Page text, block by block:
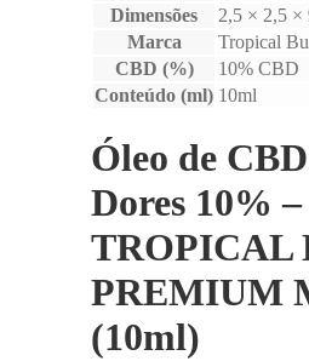
Dimensões
2,5 × 2,5 ×
Marca
Tropical
CBD (%)
10% CBD
Conteúdo (ml) 10ml
Óleo de
Dores 10% –
TROPICAL
PREMIUM
(10ml)